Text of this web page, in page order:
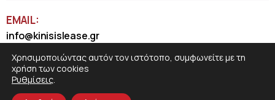
EMAIL:
info@kinisislease.gr
Χρησιμοποιώντας αυτόν τον ιστότοπο, συμφωνείτε με τη
χρήση των cookies
Ρυθμίσεις.